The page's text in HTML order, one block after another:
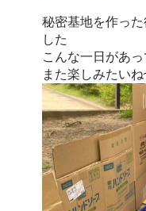
秘密基地を作っ
した
こんな一日があ
また楽しみたいね